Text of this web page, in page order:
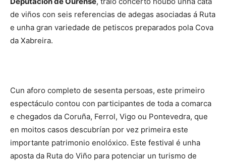
de viños con seis referencias de adegas asociadas á Ruta
e unha gran variedade de petiscos preparados pola Cova
da Xabreira.
Cun aforo completo de sesenta persoas, este primeiro
espectáculo contou con participantes de toda a comarca
e chegados da Coruña, Ferrol, Vigo ou Pontevedra, que
en moitos casos descubrían por vez primeira este
importante patrimonio enolóxico. Este festival é unha
aposta da Ruta do Viño para potenciar un turismo de